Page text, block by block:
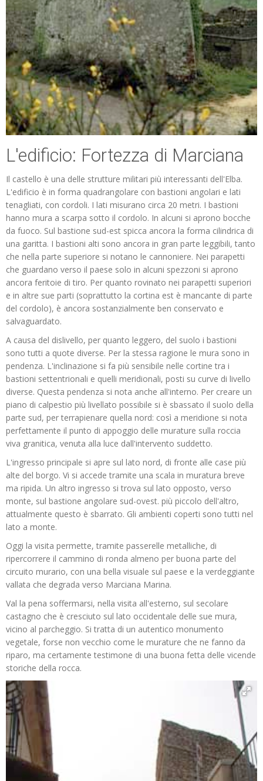
L'edificio: Fortezza di Marciana
Il castello è una delle strutture militari più interessanti dell'Elba.
L'edificio è in forma quadrangolare con bastioni angolari e lati
tenagliati, con cordoli. I lati misurano circa 20 metri. I bastioni
hanno mura a scarpa sotto il cordolo. In alcuni si aprono bocche
da fuoco. Sul bastione sud-est spicca ancora la forma cilindrica di
una garitta. I bastioni alti sono ancora in gran parte leggibili, tanto
che nella parte superiore si notano le cannoniere. Nei parapetti
che guardano verso il paese solo in alcuni spezzoni si aprono
ancora feritoie di tiro. Per quanto rovinato nei parapetti superiori
e in altre sue parti (soprattutto la cortina est è mancante di parte
del cordolo), è ancora sostanzialmente ben conservato e
salvaguardato.
A causa del dislivello, per quanto leggero, del suolo i bastioni
sono tutti a quote diverse. Per la stessa ragione le mura sono in
pendenza. L'inclinazione si fa più sensibile nelle cortine tra i
bastioni settentrionali e quelli meridionali, posti su curve di livello
diverse. Questa pendenza si nota anche all'interno. Per creare un
piano di calpestio più livellato possibile si è sbassato il suolo della
parte sud, per terrapienare quella nord: così a meridione si nota
perfettamente il punto di appoggio delle murature sulla roccia
viva granitica, venuta alla luce dall'intervento suddetto.
L'ingresso principale si apre sul lato nord, di fronte alle case più
alte del borgo. Vi si accede tramite una scala in muratura breve
ma ripida. Un altro ingresso si trova sul lato opposto, verso
monte, sul bastione angolare sud-ovest. più piccolo dell'altro,
attualmente questo è sbarrato. Gli ambienti coperti sono tutti nel
lato a monte.
Oggi la visita permette, tramite passerelle metalliche, di
ripercorrere il cammino di ronda almeno per buona parte del
circuito murario, con una bella visuale sul paese e la verdeggiante
vallata che degrada verso Marciana Marina.
Val la pena soffermarsi, nella visita all'esterno, sul secolare
castagno che è cresciuto sul lato occidentale delle sue mura,
vicino al parcheggio. Si tratta di un autentico monumento
vegetale, forse non vecchio come le murature che ne fanno da
riparo, ma certamente testimone di una buona fetta delle vicende
storiche della rocca.